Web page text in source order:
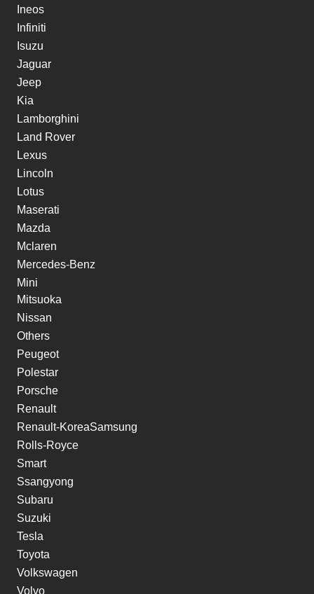
Ineos
Infiniti
Isuzu
Jaguar
Jeep
Kia
Lamborghini
Land Rover
Lexus
Lincoln
Lotus
Maserati
Mazda
Mclaren
Mercedes-Benz
Mini
Mitsuoka
Nissan
Others
Peugeot
Polestar
Porsche
Renault
Renault-KoreaSamsung
Rolls-Royce
Smart
Ssangyong
Subaru
Suzuki
Tesla
Toyota
Volkswagen
Volvo